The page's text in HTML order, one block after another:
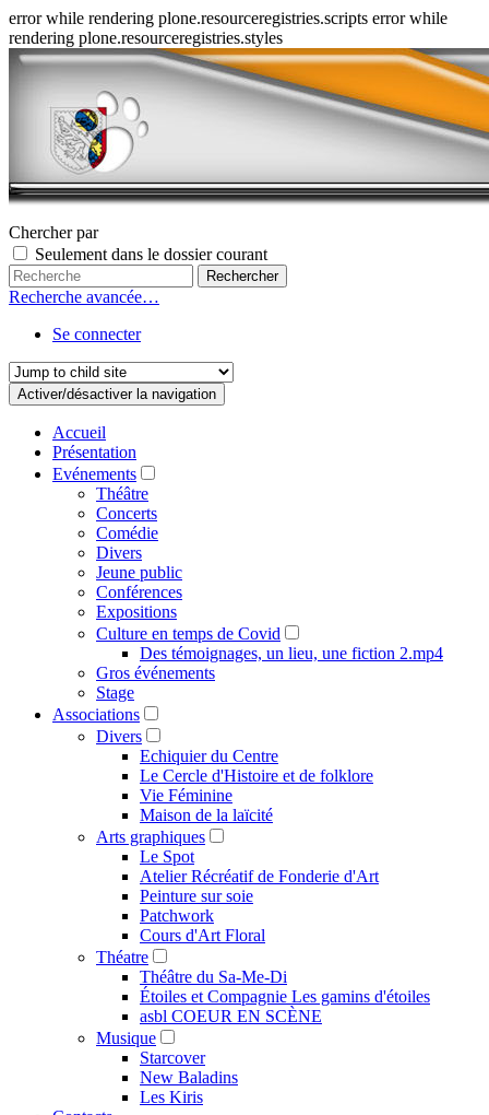
error while rendering plone.resourceregistries.scripts error while
rendering plone.resourceregistries.styles
Chercher par
Seulement dans le dossier courant
Recherche avancée…
Se connecter
Activer/désactiver la navigation
Accueil
Présentation
Evénements
Théâtre
Concerts
Comédie
Divers
Jeune public
Conférences
Expositions
Culture en temps de Covid
Des témoignages, un lieu, une fiction 2.mp4
Gros événements
Stage
Associations
Divers
Echiquier du Centre
Le Cercle d'Histoire et de folklore
Vie Féminine
Maison de la laïcité
Arts graphiques
Le Spot
Atelier Récréatif de Fonderie d'Art
Peinture sur soie
Patchwork
Cours d'Art Floral
Théatre
Théâtre du Sa-Me-Di
Étoiles et Compagnie Les gamins d'étoiles
asbl COEUR EN SCÈNE
Musique
Starcover
New Baladins
Les Kiris